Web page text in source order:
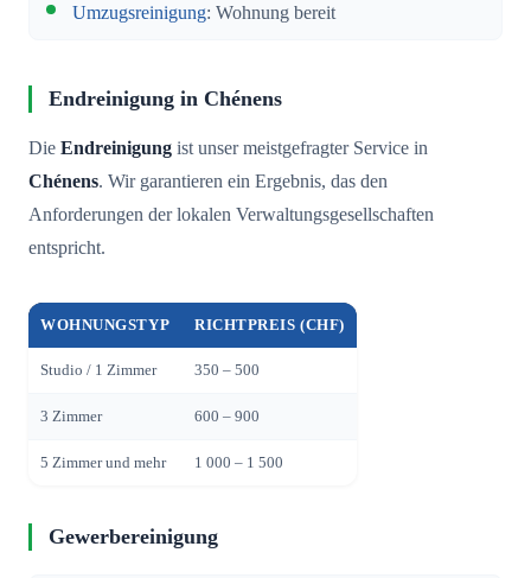
Umzugsreinigung: Wohnung bereit
Endreinigung in Chénens
Die Endreinigung ist unser meistgefragter Service in
Chénens. Wir garantieren ein Ergebnis, das den
Anforderungen der lokalen Verwaltungsgesellschaften
entspricht.
WOHNUNGSTYP RICHTPREIS (CHF)
Studio / 1 Zimmer 350 – 500
3 Zimmer 600 – 900
5 Zimmer und mehr 1 000 – 1 500
Gewerbereinigung